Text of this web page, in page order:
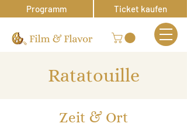
Programm Ticket kaufen
Ratatouille
Zeit & Ort